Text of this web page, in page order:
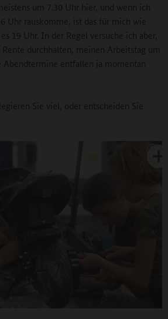
um 7.30 Uhr hier, und wenn ich
Uhr rauskomme, ist das für mich wie
19 Uhr. In der Regel versuche ich aber,
Rente durchhalten, meinen Arbeitstag um
Abendtermine entfallen ja momentan
Sie viel, oder entscheiden Sie